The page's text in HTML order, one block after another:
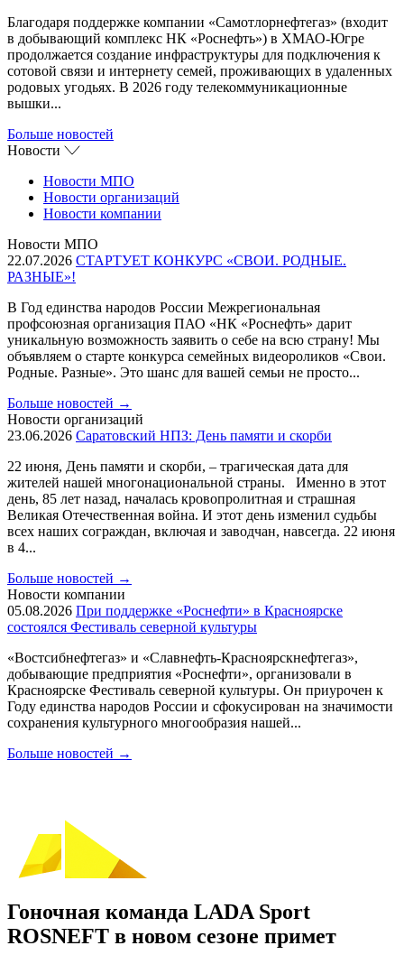
Благодаря поддержке компании «Самотлорнефтегаз» (входит
в добывающий комплекс НК «Роснефть») в ХМАО-Югре
продолжается создание инфраструктуры для подключения к
сотовой связи и интернету семей, проживающих в удаленных
родовых угодьях. В 2026 году телекоммуникационные
вышки...
Больше новостей
Новости
Новости МПО
Новости организаций
Новости компании
Новости МПО
22.07.2026 СТАРТУЕТ КОНКУРС «СВОИ. РОДНЫЕ.
РАЗНЫЕ»!
В Год единства народов России Межрегиональная
профсоюзная организация ПАО «НК «Роснефть» дарит
уникальную возможность заявить о себе на всю страну! Мы
объявляем о старте конкурса семейных видеороликов «Свои.
Родные. Разные». Это шанс для вашей семьи не просто...
Больше новостей →
Новости организаций
23.06.2026 Саратовский НПЗ: День памяти и скорби
22 июня, День памяти и скорби, – трагическая дата для
жителей нашей многонациональной страны. Именно в этот
день, 85 лет назад, началась кровопролитная и страшная
Великая Отечественная война. И этот день изменил судьбы
всех наших сограждан, включая и заводчан, навсегда. 22 июня
в 4...
Больше новостей →
Новости компании
05.08.2026 При поддержке «Роснефти» в Красноярске
состоялся Фестиваль северной культуры
«Востсибнефтегаз» и «Славнефть-Красноярскнефтегаз»,
добывающие предприятия «Роснефти», организовали в
Красноярске Фестиваль северной культуры. Он приурочен к
Году единства народов России и сфокусирован на значимости
сохранения культурного многообразия нашей...
Больше новостей →
Гоночная команда LADA Sport
ROSNEFT в новом сезоне примет